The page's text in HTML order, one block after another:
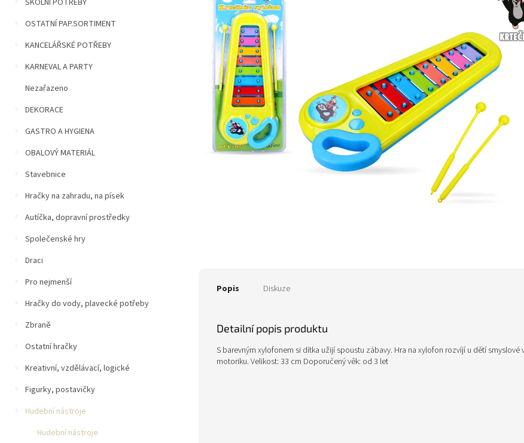
p
a
e
ŠKOLNÍ POTŘEBY
OSTATNÍ PAP.SORTIMENT
KANCELÁŘSKÉ POTŘEBY
KARNEVAL A PARTY
Nezařazeno
DEKORACE
GASTRO A HYGIENA
OBALOVÝ MATERIÁL
Stavebnice
Hračky na zahradu, na písek
Autíčka, dopravní prostředky
Společenské hry
Draci
Pro nejmenší
Hračky do vody, plavecké potřeby
Zbraně
Ostatní hračky
Kreativní, vzdělávací, logické
Figurky, postavičky
Hudební nástroje
Hudební nástroje
hvězdiček.
Popis Diskuze
Detailní popis produktu
S barevným xylofonem si dítka užijí spoustu zábavy. Hra na xylofon rozvíjí u dětí smyslové
motoriku. Velikost: 33 cm Doporučený věk: od 3 let